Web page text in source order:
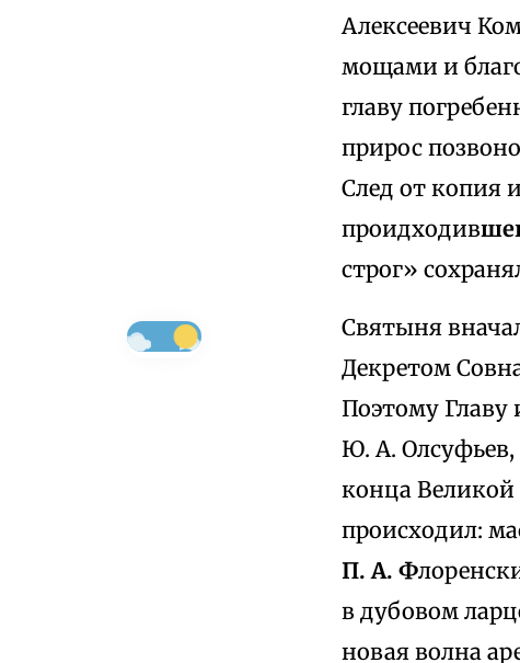
Алексеевич
мощами и
главу
прирос
След от копия
проидходив
строг»
Святыня
Декретом
Поэтому Главу
Ю. А.
конца Великой
происходил:
П. А. Ф
в дубовом
новая волна